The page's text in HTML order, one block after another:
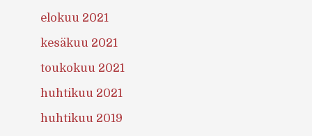
elokuu 2021
kesäkuu 2021
toukokuu 2021
huhtikuu 2021
huhtikuu 2019